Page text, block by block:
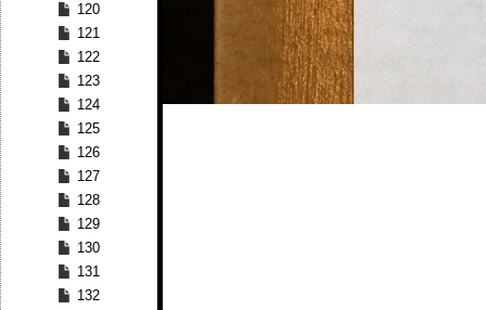
120
121
122
123
124
125
126
127
128
129
130
131
132